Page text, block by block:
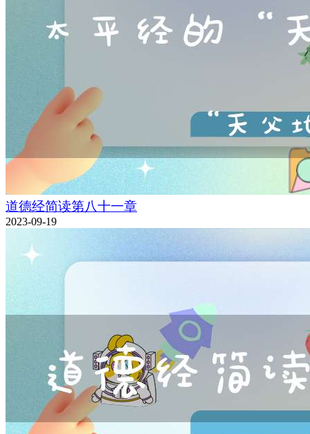
道德经简读第八十一章
2023-09-19